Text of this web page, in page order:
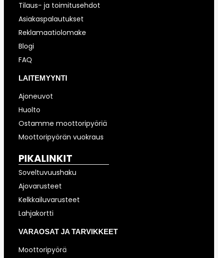
Tilaus- ja toimitusehdot
Asiakaspalautukset
Reklamaatiolomake
Blogi
FAQ
LAITEMYYNTI
Ajoneuvot
Huolto
Ostamme moottoripyöriä
Moottoripyörän vuokraus
PIKALINKIT
Soveltuvuushaku
Ajovarusteet
Kelkkailuvarusteet
Lahjakortti
VARAOSAT JA TARVIKKEET
Moottoripyörä